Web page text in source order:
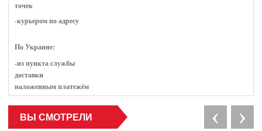
точек
-курьером по адресу
По Украине:
-из пункта службы
доставки
наложенным платежём
ВЫ СМОТРЕЛИ ‹ ›